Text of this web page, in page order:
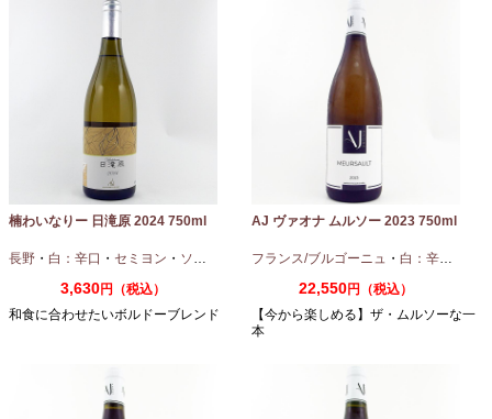
楠わいなりー 日滝原 2024 750ml
長野 ・ 白：辛口 ・ セミヨン ・ ソーヴィニオンブラン
3,630円（税込）
和食に合わせたいボルドーブレンド
AJ ヴァオナ ムルソー 2023 750ml
フランス/ブルゴーニュ ・ 白：辛口
22,550円（税込）
【今から楽しめる】ザ・ムルソーな一
本